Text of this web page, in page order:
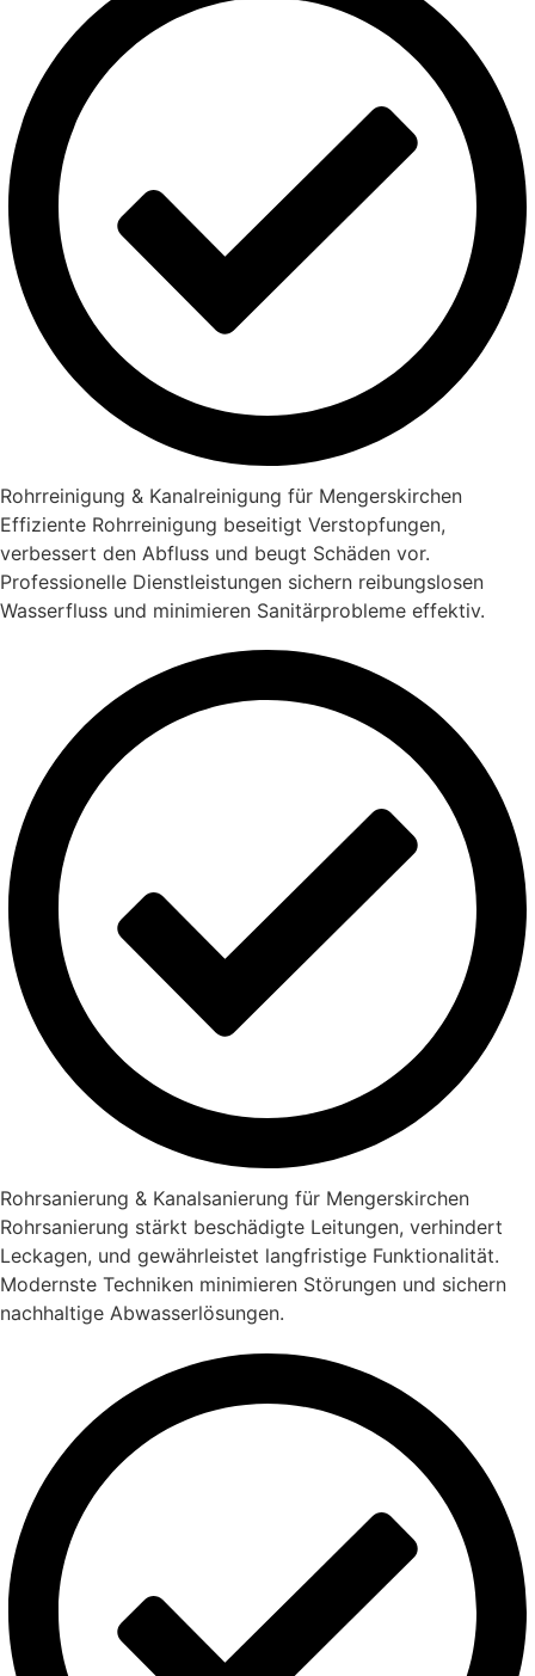
Rohrreinigung & Kanalreinigung für Mengerskirchen
Effiziente Rohrreinigung beseitigt Verstopfungen,
verbessert den Abfluss und beugt Schäden vor.
Professionelle Dienstleistungen sichern reibungslosen
Wasserfluss und minimieren Sanitärprobleme effektiv.
Rohrsanierung & Kanalsanierung für Mengerskirchen
Rohrsanierung stärkt beschädigte Leitungen, verhindert
Leckagen, und gewährleistet langfristige Funktionalität.
Modernste Techniken minimieren Störungen und sichern
nachhaltige Abwasserlösungen.